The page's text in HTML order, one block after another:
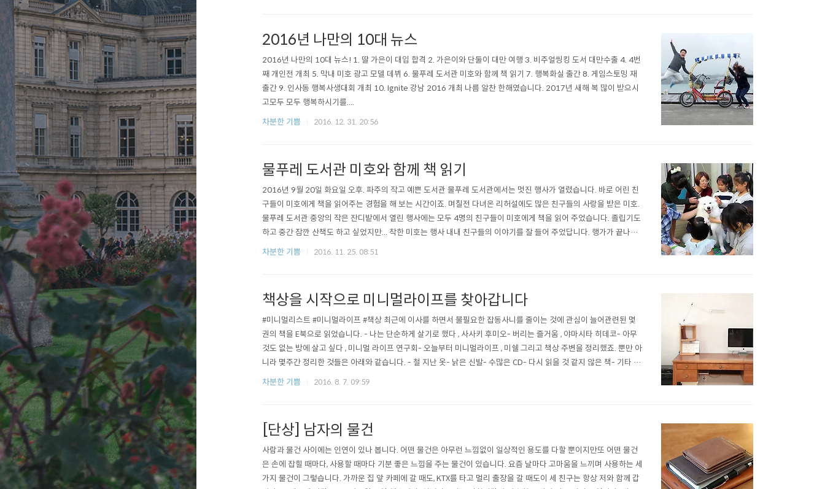
2016년 나만의 10대 뉴스
2016년 나만의 10대 뉴스! 1. 딸 가은이 대입 합격 2. 가은이와 단둘이 대만 여행 3. 비주얼씽킹 도서 대만수출 4. 4번
째 개인전 개최 5. 막내 미호 광고 모델 데뷔 6. 물푸레 도서관 미호와 함께 책 읽기 7. 행복화실 출간 8. 게임스토밍 재
출간 9. 인사동 행복사생대회 개최 10. Ignite 강남 2016 개최 나름 알찬 한해였습니다. 2017년 새해 복 많이 받으시
고모두 모두 행복하시기를....
차분한 기쁨
2016. 12. 31. 20:56
물푸레 도서관 미호와 함께 책 읽기
2016년 9월 20일 화요일 오후. 파주의 작고 예쁜 도서관 물푸레 도서관에서는 멋진 행사가 열렸습니다. 바로 어린 친
구들이 미호에게 책을 읽어주는 경험을 해 보는 시간이죠. 며칠전 다녀온 리허설에도 많은 친구들의 사랑을 받은 미호.
물푸레 도서관 중앙의 작은 잔디밭에서 열린 행사에는 모두 4명의 친구들이 미호에게 책을 읽어 주었습니다. 졸립기도
하고 중간 잠깐 산책도 하고 싶었지만... 착한 미호는 행사 내내 친구들의 이야기를 잘 들어 주었답니다. 행가가 끝나고
인기 폭발 중인 사모예드 미호. 보다 많은 사람들에게 사랑을 나누어 주는 귀한 존재 사모예드 미호가 되기를 바랍니다.
차분한 기쁨 2016. 11. 25. 08:51
책상을 시작으로 미니멀라이프를 찾아갑니다
#‎미니멀리스트 #미니멀라이프 #책상 최근에 이사를 하면서 불필요한 잡동사니를 줄이는 것에 관심이 늘어관련된 몇
권의 책을 E북으로 읽었습니다. - 나는 단순하게 살기로 했다 , 사사키 후미오- 버리는 즐거움 , 야마시타 히데코- 아무
것도 없는 방에 살고 싶다 , 미니멀 라이프 연구회- 오늘부터 미니멀라이프 , 미쉘 그리고 책상 주변을 정리했죠. 뿐만 아
니라 몇주간 정리한 것들은 아래와 같습니다. - 철 지난 옷- 낡은 신발- 수많은 CD- 다시 읽을 것 같지 않은 책- 기타 등
등버려도 버려도 숨겨져 있던 잡동사니가 계속 나오더군요. 이제야 좀 정리가 된 것 같은데 제가 생각하는 미니멀라이
차분한 기쁨 2016. 8. 7. 09:59
[단상] 남자의 물건
사람과 물건 사이에는 인연이 있나 봅니다. 어떤 물건은 아무런 느낌없이 일상적인 용도를 다할 뿐이지만또 어떤 물건
은 손에 잡힐 때마다, 사용할 때마다 기분 좋은 느낌을 주는 물건이 있습니다. 요즘 날마다 고마움을 느끼며 사용하는 세
가지 물건이 그렇습니다. 가까운 집 앞 카페에 갈 때도, KTX를 타고 멀리 출장을 갈 때도이 세 친구는 항상 저와 함께 갑